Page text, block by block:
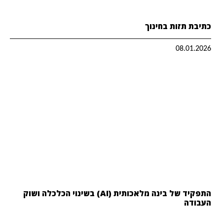
כתיבת תזות בחינוך
08.01.2026
התפקיד של בינה מלאכותית (AI) בשינוי הכלכלה ושוק
העבודה